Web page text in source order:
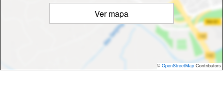
Ver mapa
© OpenStreetMap Contributors